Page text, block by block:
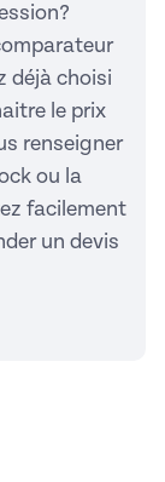
déjà choisi
le prix
renseigner
ou la
facilement
un devis